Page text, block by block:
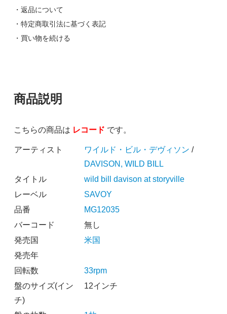
・返品について
・特定商取引法に基づく表記
・買い物を続ける
商品説明
こちらの商品は レコード です。
アーティスト ワイルド・ビル・デヴィソン /
DAVISON, WILD BILL
タイトル
wild bill davison at storyville
レーベル
SAVOY
品番
MG12035
バーコード
無し
発売国
米国
発売年
回転数
33rpm
盤のサイズ(イン
チ)
12インチ